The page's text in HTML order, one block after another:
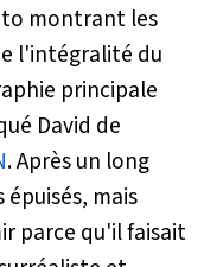
montrant les
l'intégralité du
principale
David de
.Après un long
mais
parce qu'il faisait